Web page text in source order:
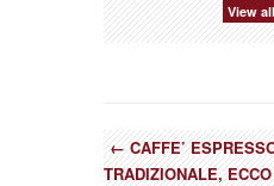
View
←CAFFE’
TRADIZIONALE,